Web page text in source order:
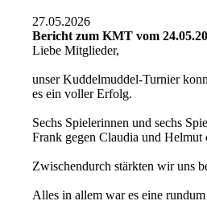
27.05.2026
Bericht zum KMT vom
Liebe Mitglieder,
unser Kuddelmuddel-Turnier
es ein voller Erfolg.
Sechs Spielerinnen und sechs
Frank gegen Claudia und
Zwischendurch stärkten wir uns
Alles in allem war es eine